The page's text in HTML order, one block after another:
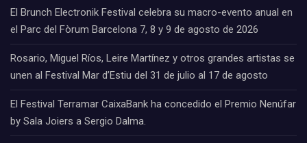
El Brunch Electronik Festival celebra su macro-evento anual en
el Parc del Fòrum Barcelona 7, 8 y 9 de agosto de 2026
Rosario, Miguel Ríos, Leire Martínez y otros grandes artistas se
unen al Festival Mar d’Estiu del 31 de julio al 17 de agosto
El Festival Terramar CaixaBank ha concedido el Premio Nenúfar
by Sala Joiers a Sergio Dalma.